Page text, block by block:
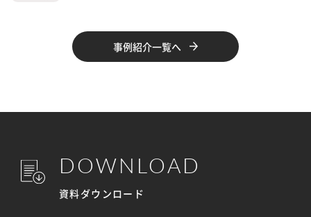
事例紹介一覧へ
DOWNLOAD
資料ダウンロード